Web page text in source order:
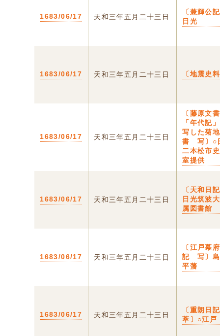
1683/06/17 天和三年五月二十三日
〔兼輝公
日光
1683/06/17 天和三年五月二十三日 〔地震史
1683/06/17 天和三年五月二十三日
〔藤原文
「年代記
写した菊
書 写〕○
二本松市
室提供
1683/06/17 天和三年五月二十三日
〔天和日
日光筑波
属図書館
1683/06/17 天和三年五月二十三日
〔江戸幕
記 写〕島
平藩
1683/06/17 天和三年五月二十三日
〔重朗日
萃〕○江戸